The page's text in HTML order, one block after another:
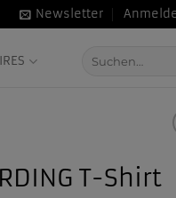
Newsletter
Suche
T-Shirt